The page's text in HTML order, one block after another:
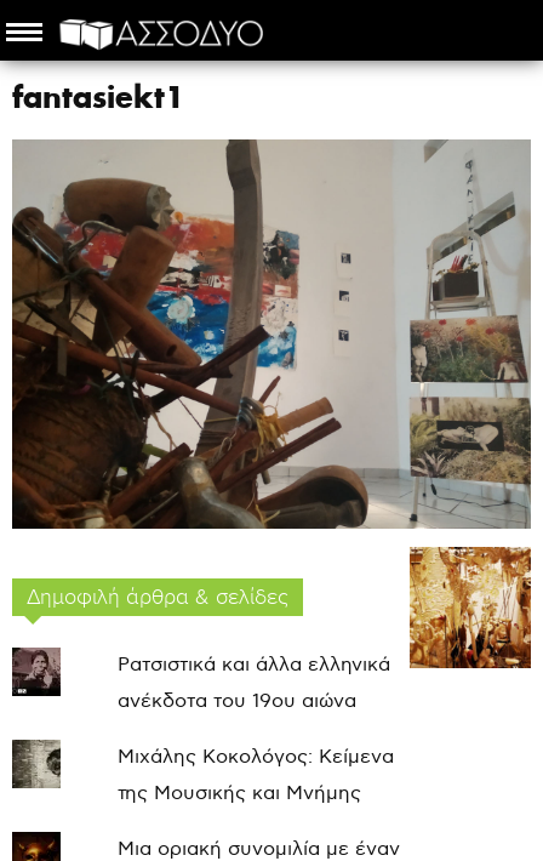
fantasiekt1
Δημοφιλή άρθρα & σελίδες
Ρατσιστικά και άλλα ελληνικά
ανέκδοτα του 19ου αιώνα
Μιχάλης Κοκολόγος: Κείμενα
της Μουσικής και Μνήμης
Μια οριακή συνομιλία με έναν